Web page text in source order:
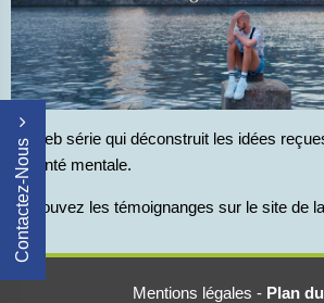
Contactez-Nous
La web série qui déconstruit les idées
la santé mentale.
Retrouvez les témoignanges sur le site de la
Mentions légales - Plan